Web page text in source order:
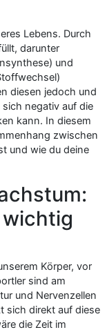
Lebens. Durch
darunter
und
diesen jedoch und
negativ auf die
kann. In diesem
zwischen
und wie du deine
Körper, vor
sind am
und Nervenzellen
sich direkt auf diese
die Zeit im